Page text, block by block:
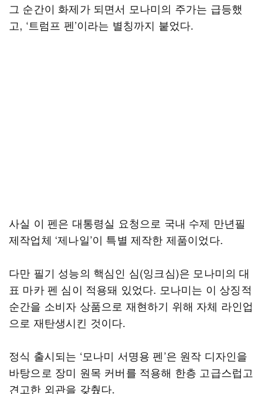
그 순간이 화제가 되면서 모나미의 주가는 급등했
고, ‘트럼프 펜’이라는 별칭까지 붙었다.
사실 이 펜은 대통령실 요청으로 국내 수제 만년필
제작업체 ‘제나일’이 특별 제작한 제품이었다.
다만 필기 성능의 핵심인 심(잉크심)은 모나미의 대
표 마카 펜 심이 적용돼 있었다. 모나미는 이 상징적
순간을 소비자 상품으로 재현하기 위해 자체 라인업
으로 재탄생시킨 것이다.
정식 출시되는 ‘모나미 서명용 펜’은 원작 디자인을
바탕으로 장미 원목 커버를 적용해 한층 고급스럽고
견고한 외관을 갖췄다.